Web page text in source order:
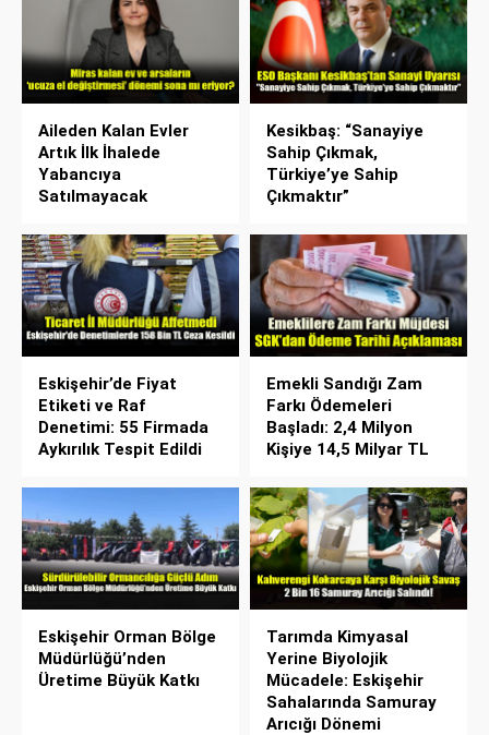
Aileden Kalan Evler
Artık İlk İhalede
Yabancıya
Satılmayacak
Kesikbaş: “Sanayiye
Sahip Çıkmak,
Türkiye’ye Sahip
Çıkmaktır”
Eskişehir’de Fiyat
Etiketi ve Raf
Denetimi: 55 Firmada
Aykırılık Tespit Edildi
Emekli Sandığı Zam
Farkı Ödemeleri
Başladı: 2,4 Milyon
Kişiye 14,5 Milyar TL
Eskişehir Orman Bölge
Müdürlüğü’nden
Üretime Büyük Katkı
Tarımda Kimyasal
Yerine Biyolojik
Mücadele: Eskişehir
Sahalarında Samuray
Arıcığı Dönemi